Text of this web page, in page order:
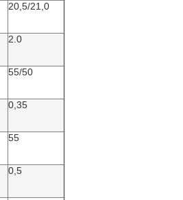
20,5/21,0
2.0
55/50
0,35
55
0,5